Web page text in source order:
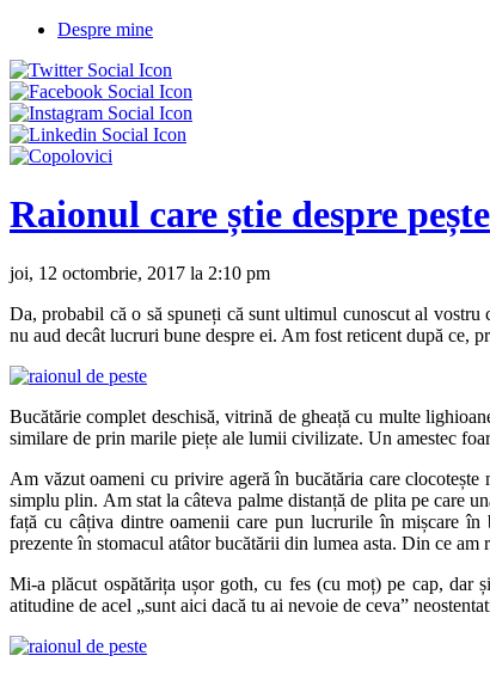
Despre mine
Raionul care știe despre pește
joi, 12 octombrie, 2017 la 2:10 pm
Da, probabil că o să spuneți că sunt ultimul cunoscut al vostru
nu aud decât lucruri bune despre ei. Am fost reticent după ce,
Bucătărie complet deschisă, vitrină de gheață cu multe
similare de prin marile piețe ale lumii civilizate. Un amestec
Am văzut oameni cu privire ageră în bucătăria care
simplu plin. Am stat la câteva palme distanță de plita pe care
față cu câțiva dintre oamenii care pun lucrurile în mișcare în
prezente în stomacul atâtor bucătării din lumea asta. Din ce
Mi-a plăcut ospătărița ușor goth, cu fes (cu moț) pe cap, dar
atitudine de acel „sunt aici dacă tu ai nevoie de ceva”